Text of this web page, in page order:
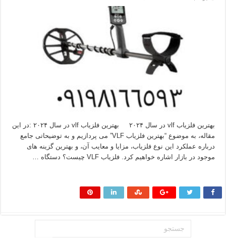
بهترین فلزیاب vlf در سال ۲۰۲۴ بهترین فلزیاب vlf در سال ۲۰۲۴ :در این
مقاله، به موضوع “بهترین فلزیاب VLF” می‌ پردازیم و به توضیحاتی جامع
درباره عملکرد این نوع فلزیاب، مزایا و معایب آن، و بهترین گزینه‌ های
موجود در بازار اشاره خواهیم کرد. فلزیاب VLF چیست؟ دستگاه …